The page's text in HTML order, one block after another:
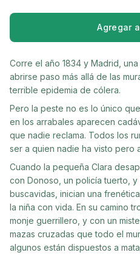
Agregar
Corre el año 1834 y Madrid,
abrirse paso más allá de las
terrible epidemia de cólera.
Pero la peste no es lo único
en los arrabales aparecen
que nadie reclama. Todos los
ser a quien nadie ha visto pero
Cuando la pequeña Clara
con Donoso, un policía tuerto,
buscavidas, inician una
la niña con vida. En su camino
monje guerrillero, y con un
mazas cruzadas que todo el
algunos están dispuestos a